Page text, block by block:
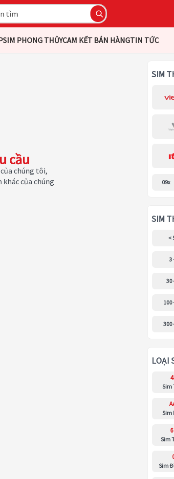
SIM PHONG THỦYCAM KẾT BÁN HÀNGTIN TỨC
cầu
chúng tôi,
của chúng
SIM
09x
SIM
<
3
30
100
300
LOẠI
Sim
Sim
Sim
Sim